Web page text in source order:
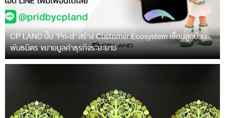
CP LAND ปั้น ‘Pri-d’ สร้าง Customer Ecosystem เชื่อมลูกบ้าน-
พันธมิตร ขยายมูลค่าธุรกิจระยะยาว